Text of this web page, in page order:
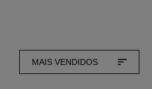
MAIS VENDIDOS